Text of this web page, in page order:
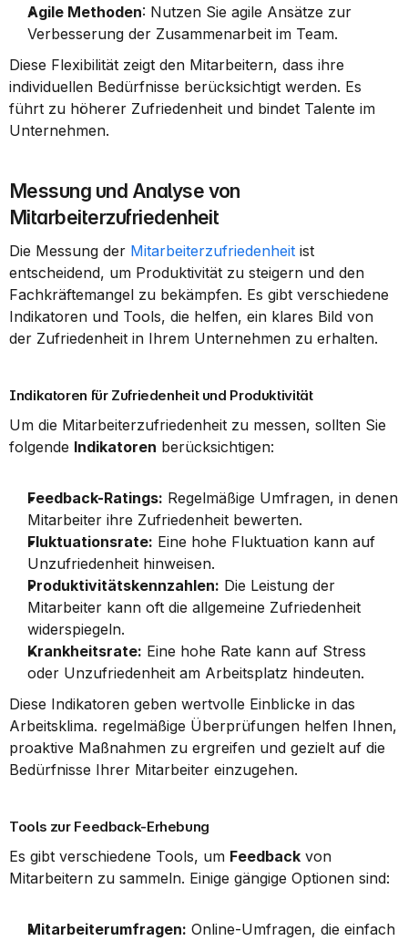
Agile Methoden: Nutzen Sie agile Ansätze zur
Verbesserung der Zusammenarbeit im Team.
Diese Flexibilität zeigt den Mitarbeitern, dass ihre
individuellen Bedürfnisse berücksichtigt werden. Es
führt zu höherer Zufriedenheit und bindet Talente im
Unternehmen.
Messung und Analyse von
Mitarbeiterzufriedenheit
Die Messung der Mitarbeiterzufriedenheit ist
entscheidend, um Produktivität zu steigern und den
Fachkräftemangel zu bekämpfen. Es gibt verschiedene
Indikatoren und Tools, die helfen, ein klares Bild von
der Zufriedenheit in Ihrem Unternehmen zu erhalten.
Indikatoren für Zufriedenheit und Produktivität
Um die Mitarbeiterzufriedenheit zu messen, sollten Sie
folgende Indikatoren berücksichtigen:
Feedback-Ratings: Regelmäßige Umfragen, in denen
Mitarbeiter ihre Zufriedenheit bewerten.
Fluktuationsrate: Eine hohe Fluktuation kann auf
Unzufriedenheit hinweisen.
Produktivitätskennzahlen: Die Leistung der
Mitarbeiter kann oft die allgemeine Zufriedenheit
widerspiegeln.
Krankheitsrate: Eine hohe Rate kann auf Stress
oder Unzufriedenheit am Arbeitsplatz hindeuten.
Diese Indikatoren geben wertvolle Einblicke in das
Arbeitsklima. regelmäßige Überprüfungen helfen Ihnen,
proaktive Maßnahmen zu ergreifen und gezielt auf die
Bedürfnisse Ihrer Mitarbeiter einzugehen.
Tools zur Feedback-Erhebung
Es gibt verschiedene Tools, um Feedback von
Mitarbeitern zu sammeln. Einige gängige Optionen sind:
Mitarbeiterumfragen: Online-Umfragen, die einfach